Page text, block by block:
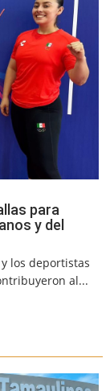
para
y del
los deportistas
al...